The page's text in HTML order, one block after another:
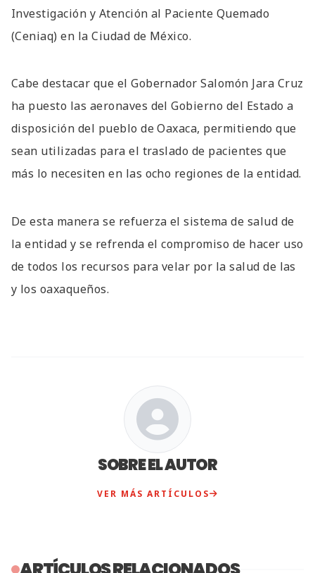
Investigación y Atención al Paciente Quemado
(Ceniaq) en la Ciudad de México.
Cabe destacar que el Gobernador Salomón Jara Cruz
ha puesto las aeronaves del Gobierno del Estado a
disposición del pueblo de Oaxaca, permitiendo que
sean utilizadas para el traslado de pacientes que
más lo necesiten en las ocho regiones de la entidad.
De esta manera se refuerza el sistema de salud de
la entidad y se refrenda el compromiso de hacer uso
de todos los recursos para velar por la salud de las
y los oaxaqueños.
SOBRE EL AUTOR
VER MÁS ARTÍCULOS